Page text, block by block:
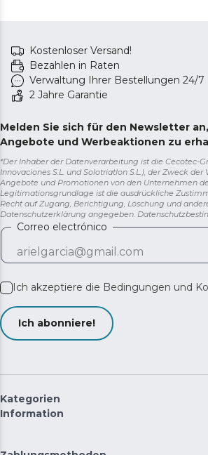
Kostenloser Versand!
Bezahlen in Raten
Verwaltung Ihrer Bestellungen 24/7
2 Jahre Garantie
Melden Sie sich für den Newsletter
Angebote und Werbeaktionen zu
*Der Inhaber der Datenverarbeitung ist die Cecotec-
Innovaciones S.L. und Solotriatlon S.L.), der Zweck
Angebote und Promotionen von den Unternehmen
Legitimationsgrundlage ist die ausdrückliche
Recht auf Zugang, Berichtigung, Löschung und
Datenschutzerklärung angegeben.
Correo electrónico
Ich akzeptiere die Bedingungen und
Ich abonniere!
Kategorien
Information